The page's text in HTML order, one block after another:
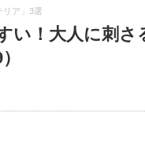
リア」3選
い！大人に刺さ